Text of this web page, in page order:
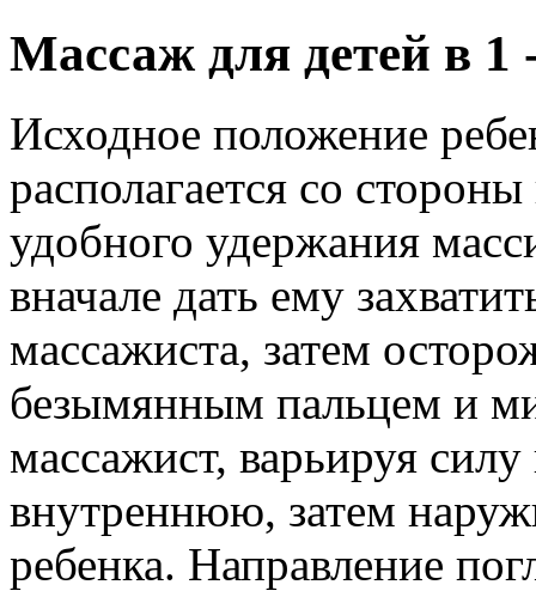
Массаж для детей в
Исходное положение
располагается со
удобного удержания
вначале дать ему
массажиста, затем
безымянным пальцем и
массажист, варьируя
внутреннюю, затем
ребенка. Направление